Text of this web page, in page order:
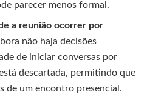
parecer menos formal.
a reunião ocorrer por
não haja decisões
de iniciar conversas por
descartada, permitindo que
de um encontro presencial.